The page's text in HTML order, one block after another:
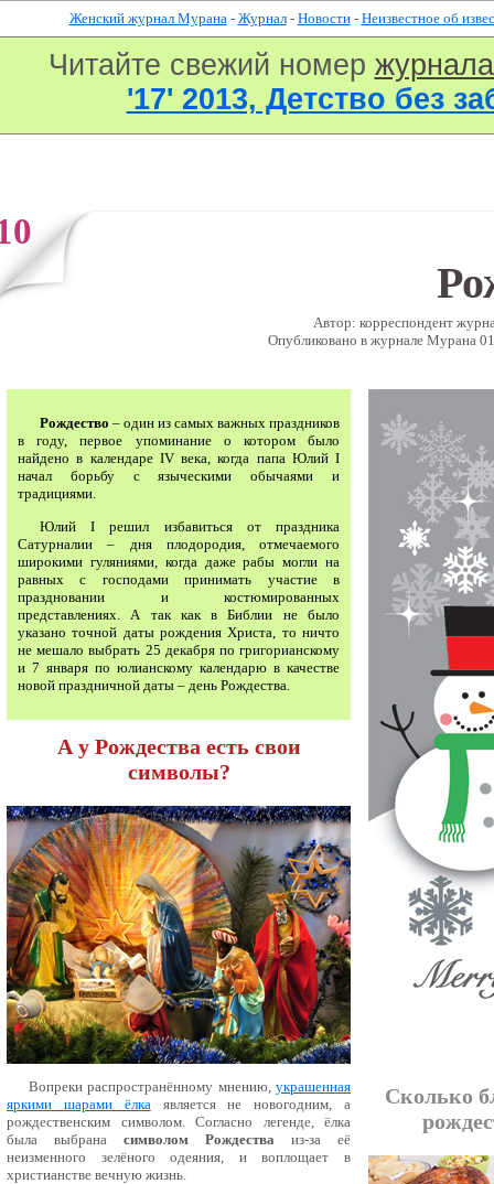
Женский журнал Мурана- Журнал- Новости- Неизвестное об
Читайте свежий номер
'17' 2013, Детство без
Автор: корреспондент
Опубликовано в журналe Мурана
Рождество – один из самых важных праздников
в году, первое упоминание о котором было
найдено в календаре IV века, когда папа Юлий I
начал борьбу с языческими обычаями и
традициями.
Юлий I решил избавиться от праздника
Сатурналии – дня плодородия, отмечаемого
широкими гуляниями, когда даже рабы могли на
равных с господами принимать участие в
праздновании и костюмированных
представлениях. А так как в Библии не было
указано точной даты рождения Христа, то ничто
не мешало выбрать 25 декабря по григорианскому
и 7 января по юлианскому календарю в качестве
новой праздничной даты – день Рождества.
А у Рождества есть свои
символы?
Вопреки распространённому мнению, украшенная
яркими шарами ёлка является не новогодним, а
рождественским символом. Согласно легенде, ёлка
была выбрана символом Рождества из-за её
неизменного зелёного одеяния, и воплощает в
христианстве вечную жизнь.
Сколько